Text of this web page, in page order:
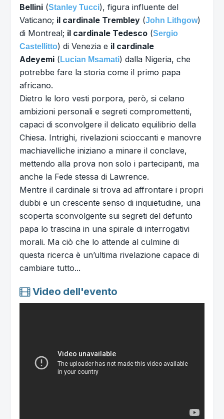
Bellini (Stanley Tucci), figura influente del
Vaticano; il cardinale Trembley (John Lithgow)
di Montreal; il cardinale Tedesco (Sergio
Castellitto) di Venezia e il cardinale
Adeyemi ( Lucian Msamati) dalla Nigeria, che
potrebbe fare la storia come il primo papa
africano.
Dietro le loro vesti porpora, però, si celano
ambizioni personali e segreti compromettenti,
capaci di sconvolgere il delicato equilibrio della
Chiesa. Intrighi, rivelazioni scioccanti e manovre
machiavelliche iniziano a minare il conclave,
mettendo alla prova non solo i partecipanti, ma
anche la Fede stessa di Lawrence.
Mentre il cardinale si trova ad affrontare i propri
dubbi e un crescente senso di inquietudine, una
scoperta sconvolgente sui segreti del defunto
papa lo trascina in una spirale di interrogativi
morali. Ma ciò che lo attende al culmine di
questa ricerca è un’ultima rivelazione capace di
cambiare tutto...
Video dell'evento